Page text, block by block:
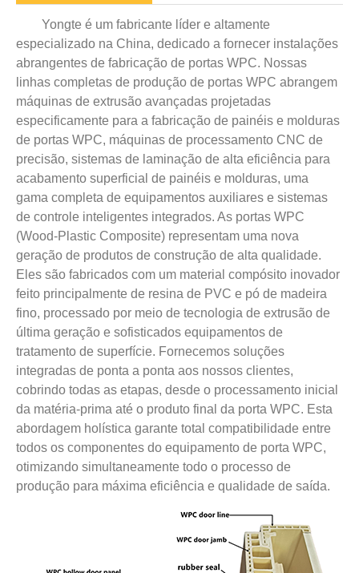
Yongte é um fabricante líder e altamente
especializado na China, dedicado a fornecer instalações
abrangentes de fabricação de portas WPC. Nossas
linhas completas de produção de portas WPC abrangem
máquinas de extrusão avançadas projetadas
especificamente para a fabricação de painéis e molduras
de portas WPC, máquinas de processamento CNC de
precisão, sistemas de laminação de alta eficiência para
acabamento superficial de painéis e molduras, uma
gama completa de equipamentos auxiliares e sistemas
de controle inteligentes integrados. As portas WPC
(Wood-Plastic Composite) representam uma nova
geração de produtos de construção de alta qualidade.
Eles são fabricados com um material compósito inovador
feito principalmente de resina de PVC e pó de madeira
fino, processado por meio de tecnologia de extrusão de
última geração e sofisticados equipamentos de
tratamento de superfície. Fornecemos soluções
integradas de ponta a ponta aos nossos clientes,
cobrindo todas as etapas, desde o processamento inicial
da matéria-prima até o produto final da porta WPC. Esta
abordagem holística garante total compatibilidade entre
todos os componentes do equipamento de porta WPC,
otimizando simultaneamente todo o processo de
produção para máxima eficiência e qualidade de saída.